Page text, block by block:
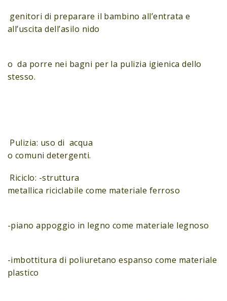
genitori di preparare il bambino all’entrata e
all’uscita dell’asilo nido
o da porre nei bagni per la pulizia igienica dello
stesso.
Pulizia: uso di acqua
o comuni detergenti.
Riciclo: -struttura
metallica riciclabile come materiale ferroso
-piano appoggio in legno come materiale legnoso
-imbottitura di poliuretano espanso come materiale
plastico